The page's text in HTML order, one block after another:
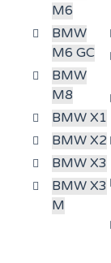
M6
BMW
M6 GC
BMW
M8
BMW X1
BMW X2
BMW X3
BMW X3
M